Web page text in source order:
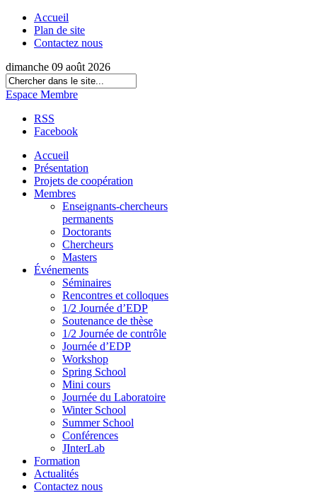
Accueil
Plan de site
Contactez nous
dimanche 09 août 2026
Espace Membre
RSS
Facebook
Accueil
Présentation
Projets de coopération
Membres
Enseignants-chercheurs
permanents
Doctorants
Chercheurs
Masters
Événements
Séminaires
Rencontres et colloques
1/2 Journée d’EDP
Soutenance de thèse
1/2 Journée de contrôle
Journée d’EDP
Workshop
Spring School
Mini cours
Journée du Laboratoire
Winter School
Summer School
Conférences
JInterLab
Formation
Actualités
Contactez nous